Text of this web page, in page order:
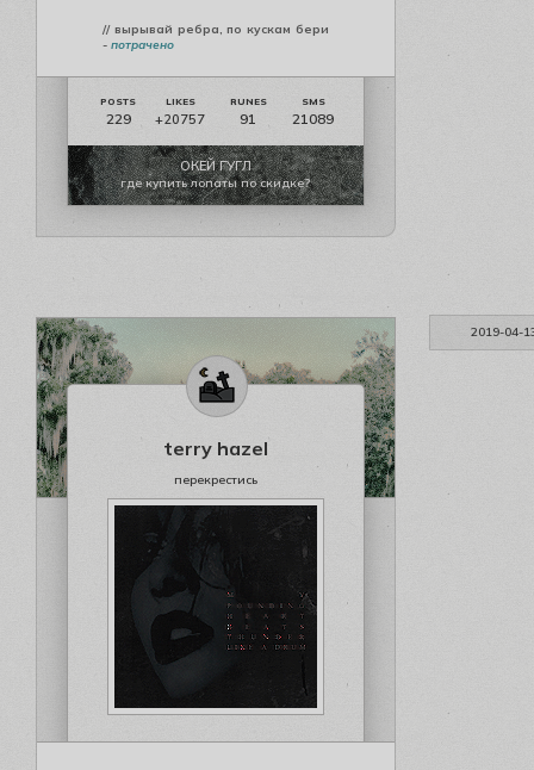
// вырывай ребра, по кускам бери
- потрачено
229 +20757 91 21089
ОКЕЙ ГУГЛ
где купить лопаты по скидке?
2019-04-
terry hazel
перекрестись